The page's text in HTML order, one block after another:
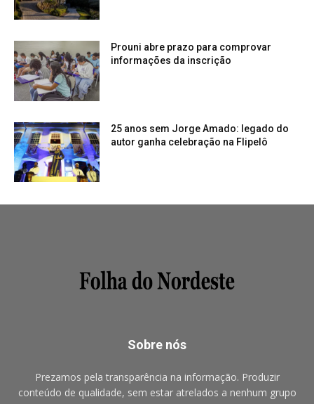
Prouni abre prazo para comprovar
informações da inscrição
25 anos sem Jorge Amado: legado do
autor ganha celebração na Flipelô
Sobre nós
Prezamos pela transparência na informação. Produzir
conteúdo de qualidade, sem estar atrelados a nenhum grupo